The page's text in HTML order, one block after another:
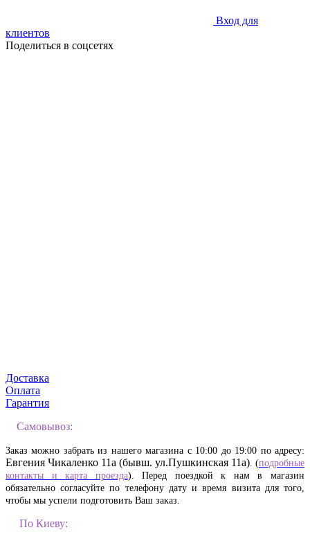
Вход для
клиентов
Поделиться в соцсетях
Доставка
Оплата
Гарантия
Самовывоз:
Заказ можно забрать из нашего магазина с 10:00 до 19:00 по адресу:
Евгения Чикаленко 11а (бывш. ул.Пушкинская 11а) . (подробные
контакты и карта проезда). Перед поездкой к нам в магазин
обязательно согласуйте по телефону дату и время визита для того,
чтобы мы успели подготовить Ваш заказ.
По Киеву: